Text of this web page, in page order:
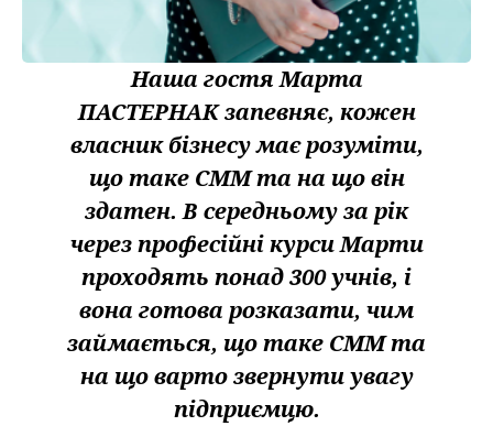
Наша гостя Марта
ПАСТЕРНАК запевняє, кожен
власник бізнесу має розуміти,
що таке СММ та на що він
здатен. В середньому за рік
через професійні курси Марти
проходять понад 300 учнів, і
вона готова розказати, чим
займається, що таке СММ та
на що варто звернути увагу
підприємцю.